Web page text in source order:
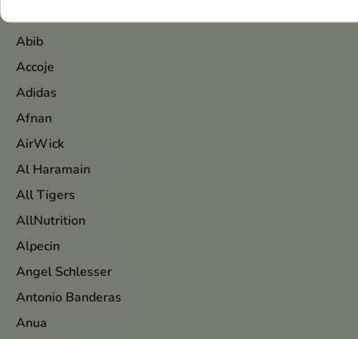
Abib
Accoje
Adidas
Afnan
AirWick
Al Haramain
All Tigers
AllNutrition
Alpecin
Angel Schlesser
Antonio Banderas
Anua